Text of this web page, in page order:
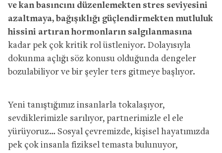
ve kan basıncını düzenlemekten stres seviyesini
azaltmaya, bağışıklığı güçlendirmekten mutluluk
hissini artıran hormonların salgılanmasına
kadar pek çok kritik rol üstleniyor. Dolayısıyla
dokunma açlığı söz konusu olduğunda dengeler
bozulabiliyor ve bir şeyler ters gitmeye başlıyor.
Yeni tanıştığımız insanlarla tokalaşıyor,
sevdiklerimizle sarılıyor, partnerimizle el ele
yürüyoruz… Sosyal çevremizde, kişisel hayatımızda
pek çok insanla fiziksel temasta bulunuyor,